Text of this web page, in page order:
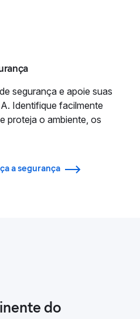
segurança e apoie suas
Identifique facilmente
proteja o ambiente, os
a segurança
do
a busca
gostam de